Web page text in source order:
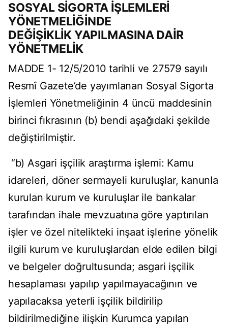
SOSYAL SİGORTA İŞLEMLERİ
YÖNETMELİĞİNDE
DEĞİŞİKLİK YAPILMASINA DAİR
YÖNETMELİK
MADDE 1- 12/5/2010 tarihli ve 27579 sayılı
Resmî Gazete’de yayımlanan Sosyal Sigorta
İşlemleri Yönetmeliğinin 4 üncü maddesinin
birinci fıkrasının (b) bendi aşağıdaki şekilde
değiştirilmiştir.
“b) Asgari işçilik araştırma işlemi: Kamu
idareleri, döner sermayeli kuruluşlar, kanunla
kurulan kurum ve kuruluşlar ile bankalar
tarafından ihale mevzuatına göre yaptırılan
işler ve özel nitelikteki inşaat işlerine yönelik
ilgili kurum ve kuruluşlardan elde edilen bilgi
ve belgeler doğrultusunda; asgari işçilik
hesaplaması yapılıp yapılmayacağının ve
yapılacaksa yeterli işçilik bildirilip
bildirilmediğine ilişkin Kurumca yapılan